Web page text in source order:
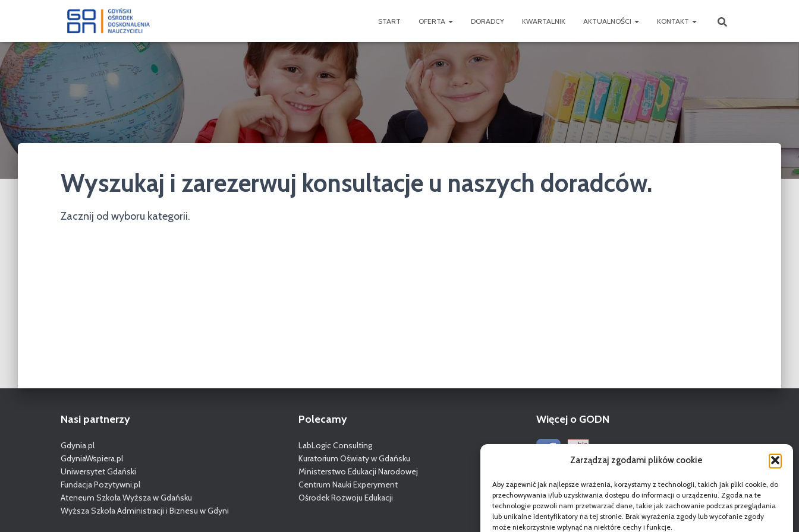
Zarządzaj zgodami plików cookie
Aby zapewnić jak najlepsze wrażenia, korzystamy z technologii, takich jak pliki cookie, do
przechowywania i/lub uzyskiwania dostępu do informacji o urządzeniu. Zgoda na te
technologie pozwoli nam przetwarzać dane, takie jak zachowanie podczas przeglądania
lub unikalne identyfikatory na tej stronie. Brak wyrażenia zgody lub wycofanie zgody
może niekorzystnie wpłynąć na niektóre cechy i funkcje.
START OFERTA DORADCY KWARTALNIK AKTUALNOŚCI KONTAKT
Wyszukaj i zarezerwuj konsultacje u naszych doradców.
Zacznij od wyboru kategorii.
Nasi partnerzy
Gdynia.pl
GdyniaWspiera.pl
Uniwersytet Gdański
Fundacja Pozytywni.pl
Ateneum Szkoła Wyższa w Gdańsku
Wyższa Szkoła Administracji i Biznesu w Gdyni
Polecamy
LabLogic Consulting
Kuratorium Oświaty w Gdańsku
Ministerstwo Edukacji Narodowej
Centrum Nauki Experyment
Ośrodek Rozwoju Edukacji
Więcej o GODN